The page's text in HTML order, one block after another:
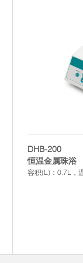
DHB-200
恒温金属珠浴
容积(L)：0.7L，